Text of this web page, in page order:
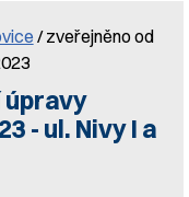
/ zveřejněno od
úpravy
- ul. Nivy I a